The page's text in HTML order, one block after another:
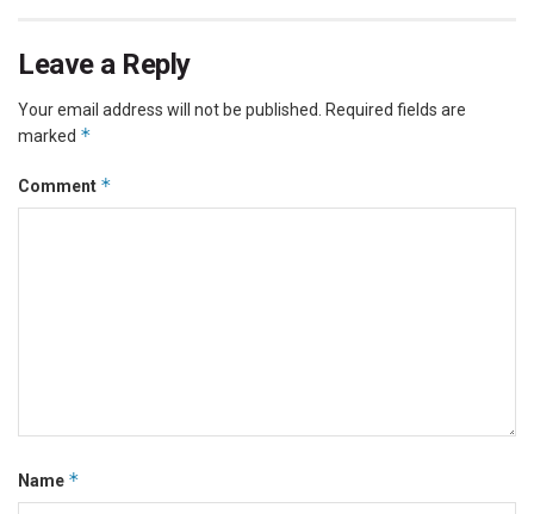
Leave a Reply
Your email address will not be published. Required fields are
marked *
Comment *
Name *